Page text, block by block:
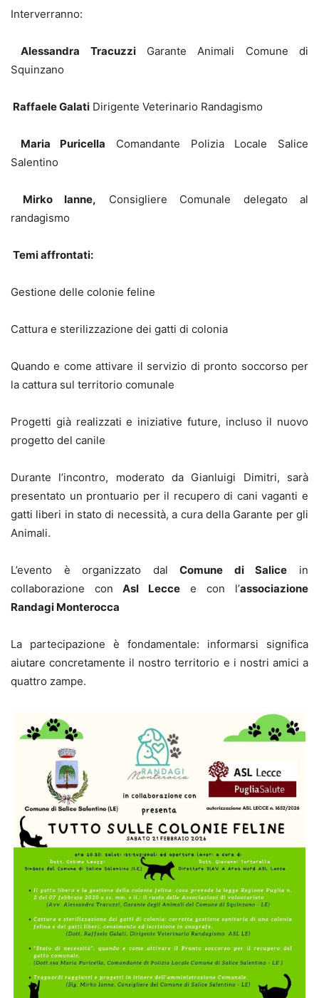
Interverranno:
Alessandra TracuzziGarante Animali Comune di
Squinzano
Raffaele Galati Dirigente Veterinario Randagismo
Maria Puricella Comandante Polizia Locale Salice
Salentino
Mirko Ianne, Consigliere Comunale delegato al
randagismo
Temi affrontati:
Gestione delle colonie feline
Cattura e sterilizzazione dei gatti di colonia
Quando e come attivare il servizio di pronto soccorso per
la cattura sul territorio comunale
Progetti già realizzati e iniziative future, incluso il nuovo
progetto del canile
Durante l’incontro, moderato da Gianluigi Dimitri, sarà
presentato un prontuario per il recupero di cani vaganti e
gatti liberi in stato di necessità, a cura della Garante per gli
Animali.
L’evento è organizzato dalComune di Salice in
collaborazione con Asl Lecce e con l’associazione
Randagi Monterocca
La partecipazione è fondamentale: informarsi significa
aiutare concretamente il nostro territorio e i nostri amici a
quattro zampe.